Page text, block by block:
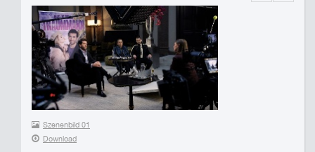
Szenenbild 01
Download